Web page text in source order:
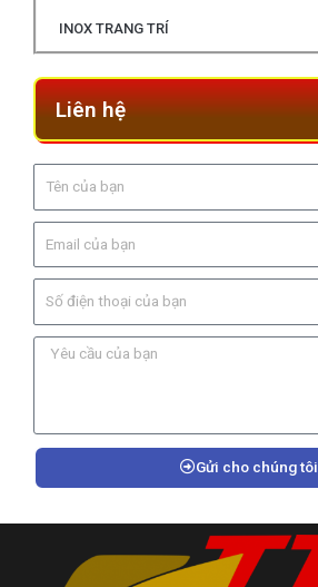
INOX TRANG TRÍ
Liên hệ
Gửi cho chúng tôi